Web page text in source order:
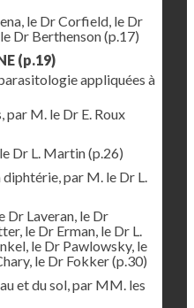
le Dr Corfield, le Dr
Dr Berthenson(p.17)
(p.19)
appliquées à
par M. le Dr E. Roux
Dr L. Martin(p.26)
par M. le Dr L.
Dr Laveran, le Dr
le Dr Erman, le Dr L.
le Dr Pawlowsky, le
le Dr Fokker(p.30)
et du sol, par MM. les